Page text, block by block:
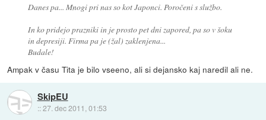
Danes pa... Mnogi pri nas so kot Japonci. Poročeni s službo.
In ko pridejo prazniki in je prosto pet dni zapored, pa so v šoku
in depresiji. Firma pa je (žal) zaklenjena...
Budale!
Ampak v času Tita je bilo vseeno, ali si dejansko kaj naredil ali ne.
SkipEU
::27. dec 2011, 01:53